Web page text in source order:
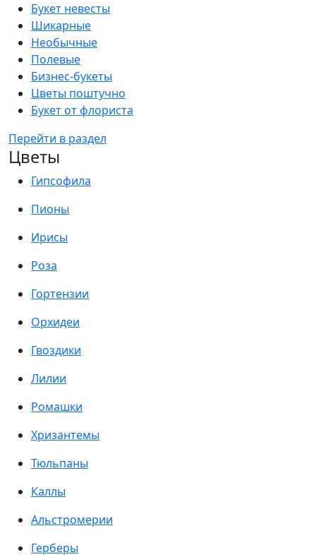
Букет невесты
Шикарные
Необычные
Полевые
Бизнес-букеты
Цветы поштучно
Букет от флориста
Перейти в раздел
Цветы
Гипсофила
Пионы
Ирисы
Роза
Гортензии
Орхидеи
Гвоздики
Лилии
Ромашки
Хризантемы
Тюльпаны
Каллы
Альстромерии
Герберы